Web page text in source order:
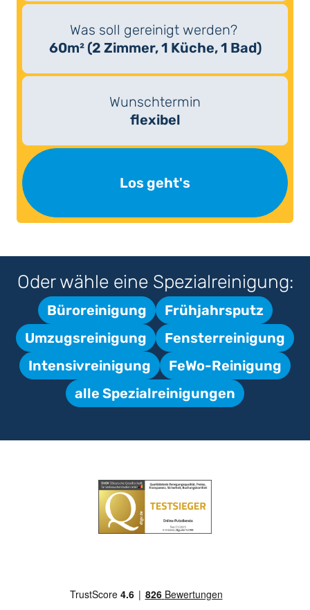
Was soll gereinigt werden?
60m² (2 Zimmer, 1 Küche, 1 Bad)
Wunschtermin
flexibel
Los geht's
Oder wähle eine Spezialreinigung:
Büroreinigung
Frühjahrsputz
Umzugsreinigung
Fensterreinigung
Intensivreinigung
FeWo-Reinigung
alle Spezialreinigungen